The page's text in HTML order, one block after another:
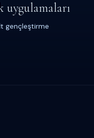
uygulamaları
gençleştirme